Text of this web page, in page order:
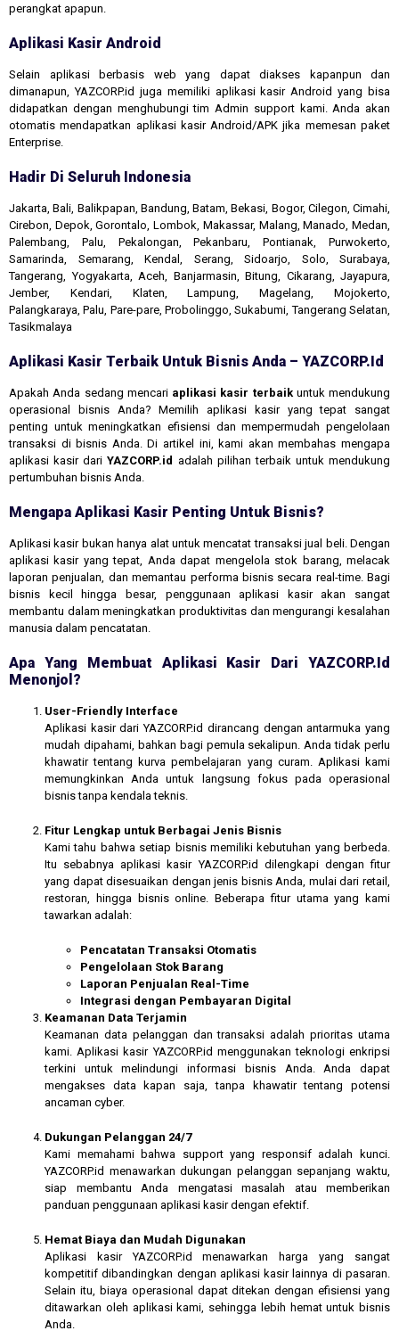
perangkat apapun.
Aplikasi Kasir Android
Selain aplikasi berbasis web yang dapat diakses kapanpun dan
dimanapun, YAZCORP.id juga memiliki aplikasi kasir Android yang bisa
didapatkan dengan menghubungi tim Admin support kami. Anda akan
otomatis mendapatkan aplikasi kasir Android/APK jika memesan paket
Enterprise.
Hadir Di Seluruh Indonesia
Jakarta, Bali, Balikpapan, Bandung, Batam, Bekasi, Bogor, Cilegon, Cimahi,
Cirebon, Depok, Gorontalo, Lombok, Makassar, Malang, Manado, Medan,
Palembang, Palu, Pekalongan, Pekanbaru, Pontianak, Purwokerto,
Samarinda, Semarang, Kendal, Serang, Sidoarjo, Solo, Surabaya,
Tangerang, Yogyakarta, Aceh, Banjarmasin, Bitung, Cikarang, Jayapura,
Jember, Kendari, Klaten, Lampung, Magelang, Mojokerto,
Palangkaraya, Palu, Pare-pare, Probolinggo, Sukabumi, Tangerang Selatan,
Tasikmalaya
Aplikasi Kasir Terbaik Untuk Bisnis Anda – YAZCORP.id
Apakah Anda sedang mencari aplikasi kasir terbaikuntuk mendukung
operasional bisnis Anda? Memilih aplikasi kasir yang tepat sangat
penting untuk meningkatkan efisiensi dan mempermudah pengelolaan
transaksi di bisnis Anda. Di artikel ini, kami akan membahas mengapa
aplikasi kasir dariYAZCORP.id adalah pilihan terbaik untuk mendukung
pertumbuhan bisnis Anda.
Mengapa Aplikasi Kasir Penting Untuk Bisnis?
Aplikasi kasir bukan hanya alat untuk mencatat transaksi jual beli. Dengan
aplikasi kasir yang tepat, Anda dapat mengelola stok barang, melacak
laporan penjualan, dan memantau performa bisnis secara real-time. Bagi
bisnis kecil hingga besar, penggunaan aplikasi kasir akan sangat
membantu dalam meningkatkan produktivitas dan mengurangi kesalahan
manusia dalam pencatatan.
Apa Yang Membuat Aplikasi Kasir Dari YAZCORP.id
Menonjol?
User-Friendly Interface
Aplikasi kasir dari YAZCORP.id dirancang dengan antarmuka yang
mudah dipahami, bahkan bagi pemula sekalipun. Anda tidak perlu
khawatir tentang kurva pembelajaran yang curam. Aplikasi kami
memungkinkan Anda untuk langsung fokus pada operasional
bisnis tanpa kendala teknis.
Fitur Lengkap untuk Berbagai Jenis Bisnis
Kami tahu bahwa setiap bisnis memiliki kebutuhan yang berbeda.
Itu sebabnya aplikasi kasir YAZCORP.id dilengkapi dengan fitur
yang dapat disesuaikan dengan jenis bisnis Anda, mulai dari retail,
restoran, hingga bisnis online. Beberapa fitur utama yang kami
tawarkan adalah:
Pencatatan Transaksi Otomatis
Pengelolaan Stok Barang
Laporan Penjualan Real-Time
Integrasi dengan Pembayaran Digital
Keamanan Data Terjamin
Keamanan data pelanggan dan transaksi adalah prioritas utama
kami. Aplikasi kasir YAZCORP.id menggunakan teknologi enkripsi
terkini untuk melindungi informasi bisnis Anda. Anda dapat
mengakses data kapan saja, tanpa khawatir tentang potensi
ancaman cyber.
Dukungan Pelanggan 24/7
Kami memahami bahwa support yang responsif adalah kunci.
YAZCORP.id menawarkan dukungan pelanggan sepanjang waktu,
siap membantu Anda mengatasi masalah atau memberikan
panduan penggunaan aplikasi kasir dengan efektif.
Hemat Biaya dan Mudah Digunakan
Aplikasi kasir YAZCORP.id menawarkan harga yang sangat
kompetitif dibandingkan dengan aplikasi kasir lainnya di pasaran.
Selain itu, biaya operasional dapat ditekan dengan efisiensi yang
ditawarkan oleh aplikasi kami, sehingga lebih hemat untuk bisnis
Anda.